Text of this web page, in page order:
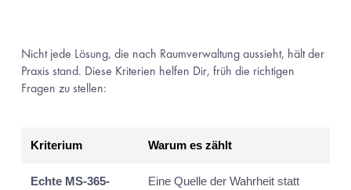
Nicht jede Lösung, die nach Raumverwaltung aussieht, hält der
Praxis stand. Diese Kriterien helfen Dir, früh die richtigen
Fragen zu stellen:
Kriterium Warum es zählt
Echte MS-365-
Eine Quelle der Wahrheit statt